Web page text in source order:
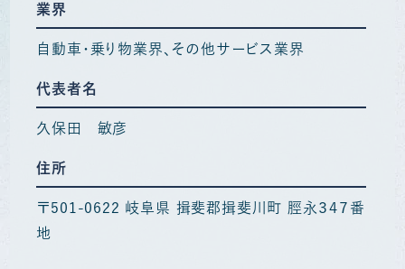
業界
自動車・乗り物業界 その他サービス業界
代表者名
久保田 敏彦
住所
〒501-0622 岐阜県 揖斐郡揖斐川町 脛永３４７番
地